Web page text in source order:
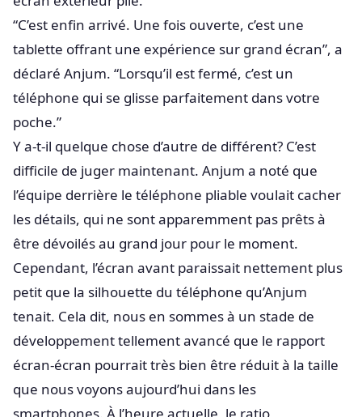
“C’est enfin arrivé. Une fois ouverte, c’est une
tablette offrant une expérience sur grand écran”, a
déclaré Anjum. “Lorsqu’il est fermé, c’est un
téléphone qui se glisse parfaitement dans votre
poche.”
Y a-t-il quelque chose d’autre de différent? C’est
difficile de juger maintenant. Anjum a noté que
l’équipe derrière le téléphone pliable voulait cacher
les détails, qui ne sont apparemment pas prêts à
être dévoilés au grand jour pour le moment.
Cependant, l’écran avant paraissait nettement plus
petit que la silhouette du téléphone qu’Anjum
tenait. Cela dit, nous en sommes à un stade de
développement tellement avancé que le rapport
écran-écran pourrait très bien être réduit à la taille
que nous voyons aujourd’hui dans les